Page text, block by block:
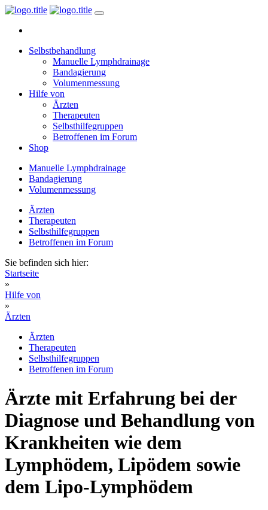
Selbstbehandlung
Manuelle Lymphdrainage
Bandagierung
Volumenmessung
Hilfe von
Ärzten
Therapeuten
Selbsthilfegruppen
Betroffenen im Forum
Shop
Manuelle Lymphdrainage
Bandagierung
Volumenmessung
Ärzten
Therapeuten
Selbsthilfegruppen
Betroffenen im Forum
Sie befinden sich hier:
Startseite
»
Hilfe von
»
Ärzten
Ärzten
Therapeuten
Selbsthilfegruppen
Betroffenen im Forum
Ärzte mit Erfahrung bei der
Diagnose und Behandlung von
Krankheiten wie dem
Lymphödem, Lipödem sowie
dem Lipo-Lymphödem